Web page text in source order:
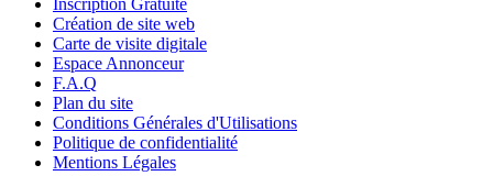
Inscription Gratuite
Création de site web
Carte de visite digitale
Espace Annonceur
F.A.Q
Plan du site
Conditions Générales d'Utilisations
Politique de confidentialité
Mentions Légales